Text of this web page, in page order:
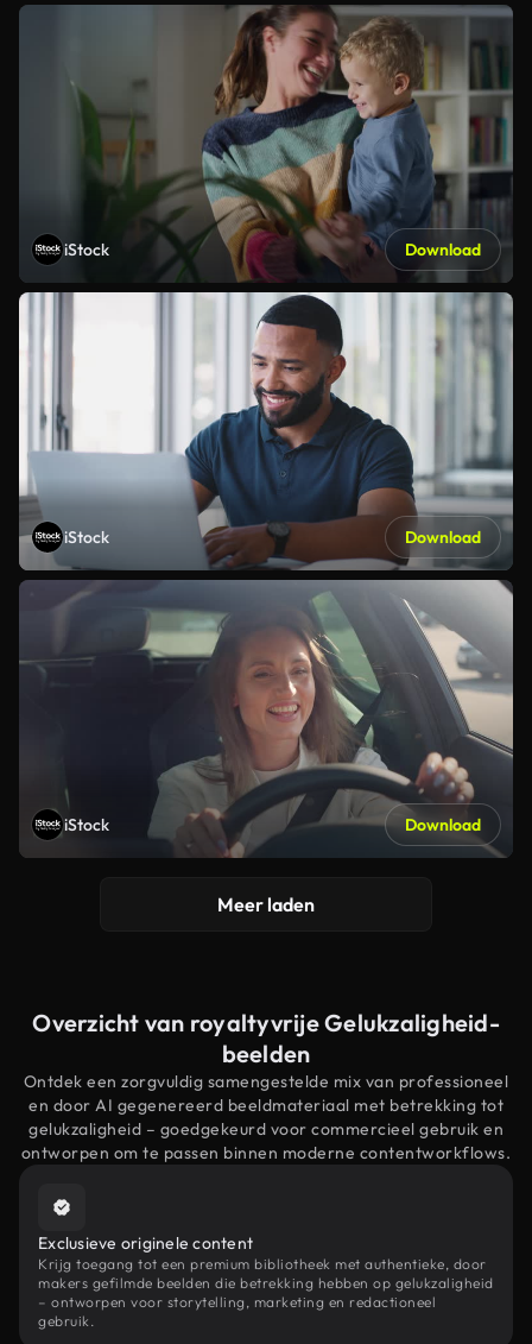
iStock Download
iStock Download
iStock Download
Meer laden
Overzicht van royaltyvrije Gelukzaligheid-
beelden
Ontdek een zorgvuldig samengestelde mix van professioneel
en door AI gegenereerd beeldmateriaal met betrekking tot
gelukzaligheid – goedgekeurd voor commercieel gebruik en
ontworpen om te passen binnen moderne contentworkflows.
Exclusieve originele content
Krijg toegang tot een premium bibliotheek met authentieke, door
makers gefilmde beelden die betrekking hebben op gelukzaligheid
– ontworpen voor storytelling, marketing en redactioneel
gebruik.